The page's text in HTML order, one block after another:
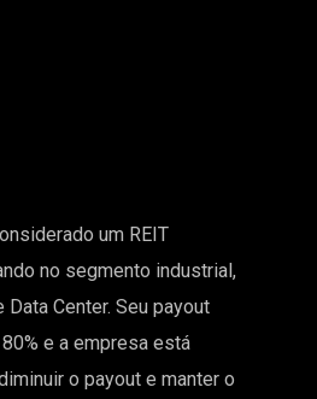
um REIT
no segmento industrial,
Data Center. Seu payout
e a empresa está
o payout e manter o